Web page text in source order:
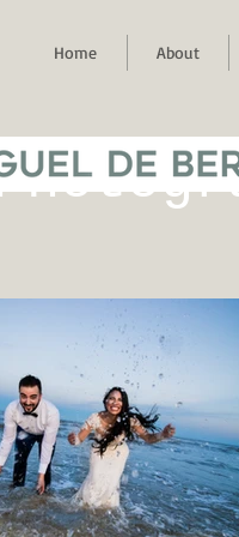
Home About
DE